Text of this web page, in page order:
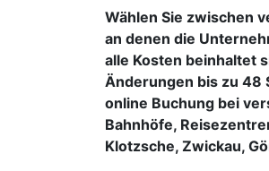
Wählen Sie zwischen
an denen die
alle Kosten beinhaltet
Änderungen bis zu 48
online Buchung bei
Bahnhöfe,
Klotzsche, Zwickau,